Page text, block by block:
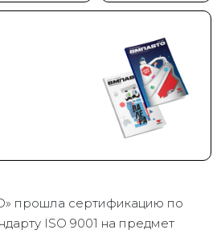
прошла сертификацию по
ISO 9001 на предмет